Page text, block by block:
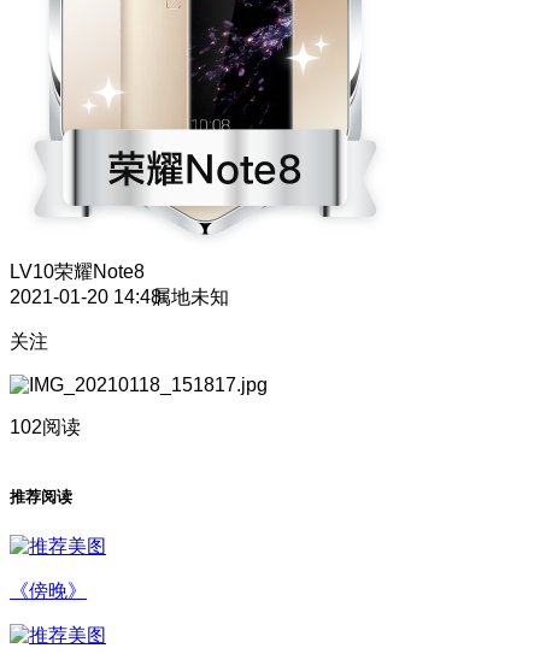
LV10荣耀Note8
2021-01-20 14:48属地未知
关注
102阅读
推荐阅读
《傍晚》